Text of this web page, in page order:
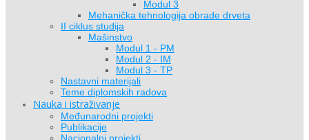
Modul 3
Mehanička tehnologija obrade drveta
II ciklus studija
Mašinstvo
Modul 1 - PM
Modul 2 - IM
Modul 3 - TP
Nastavni materijali
Teme diplomskih radova
Nauka i istraživanje
Međunarodni projekti
Publikacije